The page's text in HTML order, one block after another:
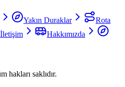
Yakın Duraklar
Rota
İletişim
Hakkımızda
hakları saklıdır.